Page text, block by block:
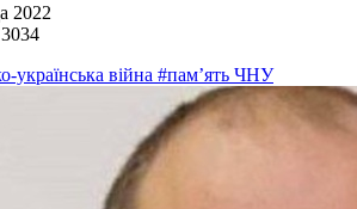
2022
українська війна #пам’ять ЧНУ